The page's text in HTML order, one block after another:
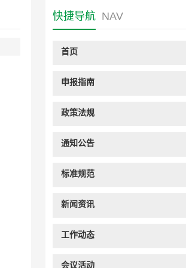
快捷导航 NAV
首页
申报指南
政策法规
通知公告
标准规范
新闻资讯
工作动态
会议活动